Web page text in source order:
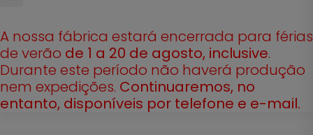
A nossa fábrica estará encerrada para férias
de verão de 1 a 20 de agosto, inclusive.
Durante este período não haverá produção
nem expedições. Continuaremos, no
entanto, disponíveis por telefone e e-mail.